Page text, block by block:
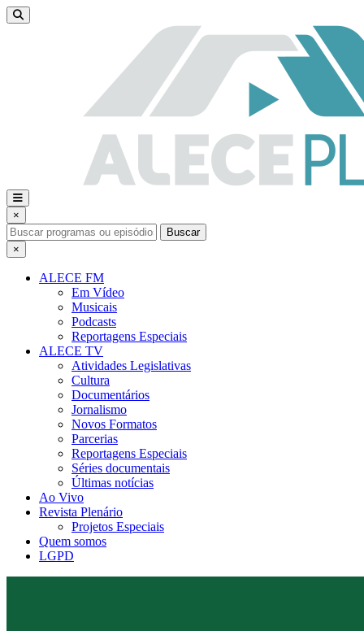
×
Buscar
×
ALECE FM
Em Vídeo
Musicais
Podcasts
Reportagens Especiais
ALECE TV
Atividades Legislativas
Cultura
Documentários
Jornalismo
Novos Formatos
Parcerias
Reportagens Especiais
Séries documentais
Últimas notícias
Ao Vivo
Revista Plenário
Projetos Especiais
Quem somos
LGPD